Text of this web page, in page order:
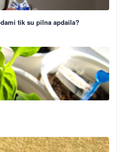
tik su pilna apdaila?